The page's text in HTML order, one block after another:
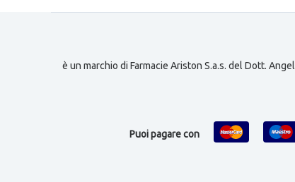
è un marchio di Farmacie Ariston S.a.s. del Dott.
Puoi pagare con